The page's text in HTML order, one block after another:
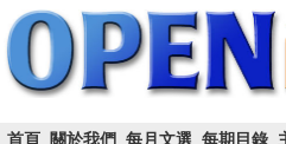
首頁 關於我們 每月文選 每期目錄